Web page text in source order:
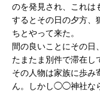
のを発見され、これは
するとその日の夕方、
ちとやって来た。
間の良いことにその日
たまたま別件で滞在し
その人物は家族に歩み
ん。しかし◯◯神社な